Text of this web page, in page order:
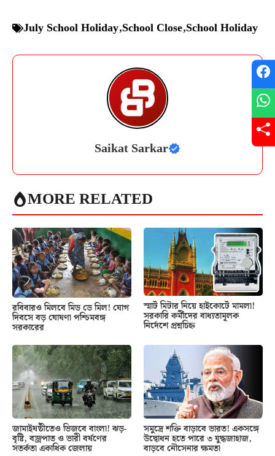
July School Holiday,School Close,School Holiday
Saikat Sarkar
MORE RELATED
রবিবারও মিলবে মিড ডে মিল! যোগ
দিবসে বড় ঘোষণা পশ্চিমবঙ্গ
সরকারের
স্মার্ট মিটার নিয়ে হাইকোর্টে মামলা!
সরকারি কর্মীদের বাধ্যতামূলক
নির্দেশে প্রশ্নচিহ্ন
জামাইষষ্ঠীতেও ভিজবে বাংলা! ঝড়-
বৃষ্টি, বজ্রপাত ও ভারী বর্ষণের
সতর্কতা একাধিক জেলায়
সমুদ্রে শক্তি বাড়াবে ভারত! একসঙ্গে
উদ্বোধন হতে পারে ৩ যুদ্ধজাহাজ,
বাড়বে নৌসেনার ক্ষমতা